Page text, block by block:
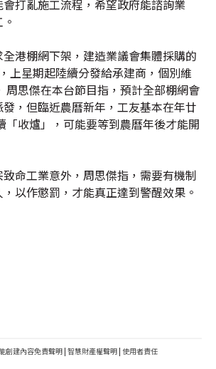
打亂施工流程，希望政府能諮詢業
港棚網下架，建造業議會集體採購的
上星期起陸續分發給承建商，個別維
周思傑在本台節目指，預計全部棚網會
，但臨近農曆新年，工友基本在年廿
「收爐」，可能要等到農曆年後才能開
命工業意外，周思傑指，需要有機制
以作懲罰，才能真正達到警醒效果。
創建內容免責聲明 | 智慧財產權聲明 | 使用者責任